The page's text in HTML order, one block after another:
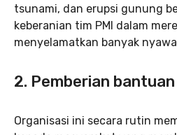
tsunami, dan erupsi gunung
keberanian tim PMI dalam
menyelamatkan banyak
2. Pemberian
Organisasi ini secara rutin